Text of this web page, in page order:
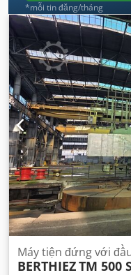
*mỗi tin đăng/tháng
Máy tiện đứng với
BERTHIEZTM 500